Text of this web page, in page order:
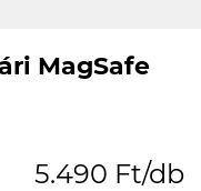
MagSafe
5.490 Ft/db